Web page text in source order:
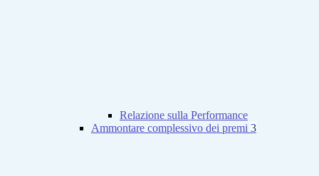
Relazione sulla Performance
Ammontare complessivo dei premi 3